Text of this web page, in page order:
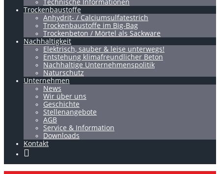
Trockenbaustoffe
Anhydrit- / Calciumsulfatestrich
Trockenbaustoffe im Big-Bag
Trockenbeton / Mörtel als Sackware
Nachhaltigkeit
Elektrisch, sauber & leise unterwegs!
Entstehung klimafreundlicher Beton
Nachhaltige Unternehmenspolitik
Naturschutz
Unternehmen
News
Wir über uns
Geschichte
Stellenangebote
AGB
Service & Information
Downloads
Kontakt